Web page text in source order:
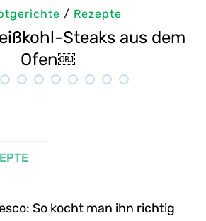
dem
Selbstgemachte
So kocht man ihn richtig